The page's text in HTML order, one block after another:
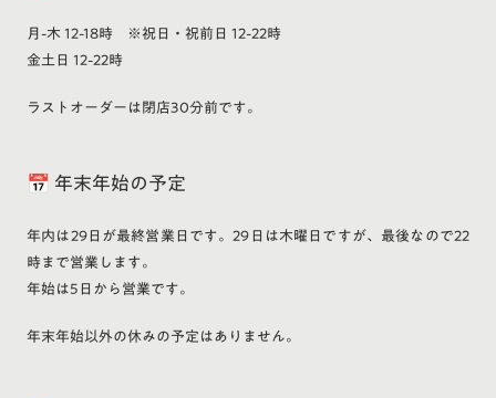
月-木 12-18時 ※祝日・祝前日 12-22時
金土日 12-22時
ラストオーダーは閉店30分前です。
📅 年末年始の予定
年内は29日が最終営業日です。29日は木曜日ですが、最後なので22
時まで営業します。
年始は5日から営業です。
年末年始以外の休みの予定はありません。